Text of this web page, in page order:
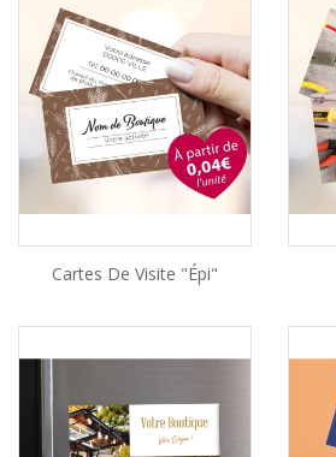
Cartes De Visite "Épi"